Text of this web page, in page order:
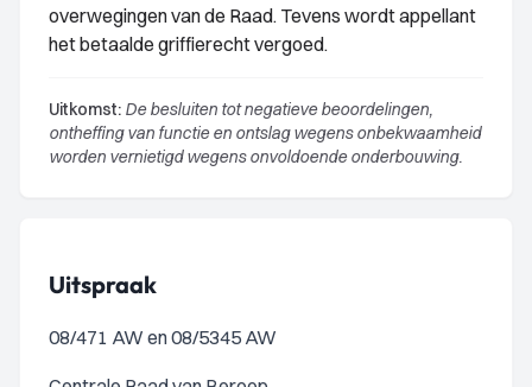
overwegingen van de Raad. Tevens wordt appellant
het betaalde griffierecht vergoed.
Uitkomst: De besluiten tot negatieve beoordelingen,
ontheffing van functie en ontslag wegens onbekwaamheid
worden vernietigd wegens onvoldoende onderbouwing.
Uitspraak
08/471 AW en 08/5345 AW